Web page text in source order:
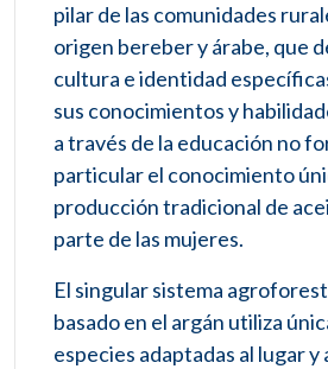
pilar de las comunidades
origen bereber y árabe, que
cultura e identidad
sus conocimientos y
a través de la educación no
particular el conocimiento
producción tradicional de
parte de las mujeres.
El singular sistema
basado en el argán utiliza
especies adaptadas al lugar